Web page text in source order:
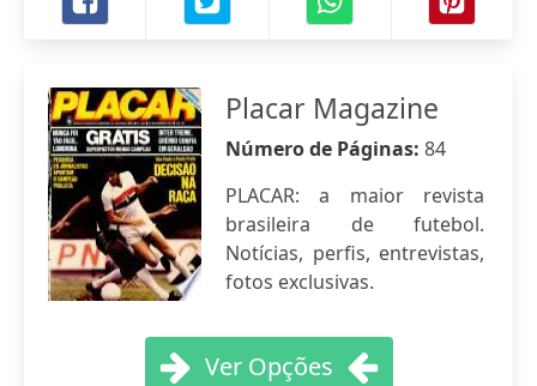
Placar Magazine
Número de Páginas: 84
PLACAR: a maior revista
brasileira de futebol.
Notícias, perfis, entrevistas,
fotos exclusivas.
Ver Opções